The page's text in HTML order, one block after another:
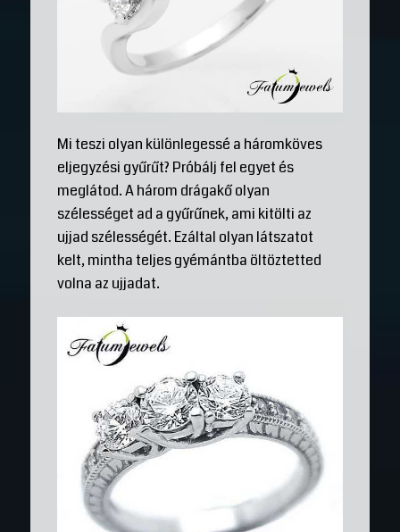
Mi teszi olyan különlegessé a háromköves
eljegyzési gyűrűt? Próbálj fel egyet és
meglátod. A három drágakő olyan
szélességet ad a gyűrűnek, ami kitölti az
ujjad szélességét. Ezáltal olyan látszatot
kelt, mintha teljes gyémántba öltöztetted
volna az ujjadat.